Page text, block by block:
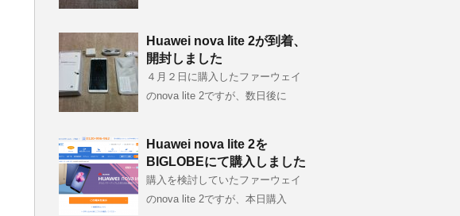
Huawei nova lite 2が到着、
開封しました
４月２日に購入したファーウェイ
のnova lite 2ですが、数日後に
Huawei nova lite 2を
BIGLOBEにて購入しました
購入を検討していたファーウェイ
のnova lite 2ですが、本日購入